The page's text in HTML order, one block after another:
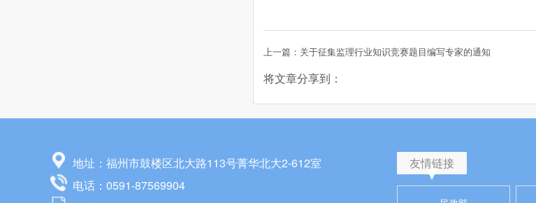
上一篇：关于征集监理行业知识竞赛题目编写专家的通知
将文章分享到：
地址：福州市鼓楼区北大路113号菁华北大2-612室
电话：0591-87569904
友情链接